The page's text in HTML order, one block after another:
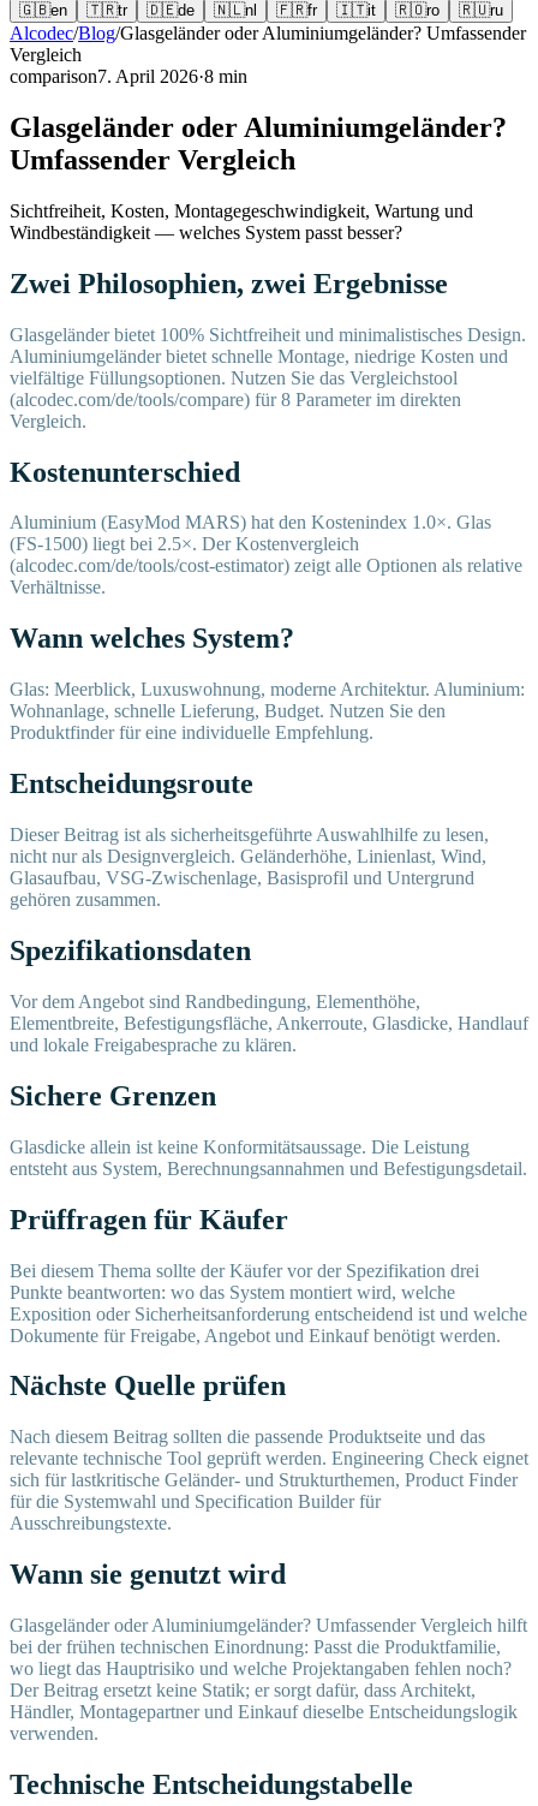
🇬🇧en 🇹🇷tr 🇩🇪de 🇳🇱nl 🇫🇷fr 🇮🇹it 🇷🇴ro 🇷🇺ru
Alcodec/Blog/Glasgeländer oder Aluminiumgeländer? Umfassender
Vergleich
comparison7. April 2026·8 min
Glasgeländer oder Aluminiumgeländer?
Umfassender Vergleich
Sichtfreiheit, Kosten, Montagegeschwindigkeit, Wartung und
Windbeständigkeit — welches System passt besser?
Zwei Philosophien, zwei Ergebnisse
Glasgeländer bietet 100% Sichtfreiheit und minimalistisches Design.
Aluminiumgeländer bietet schnelle Montage, niedrige Kosten und
vielfältige Füllungsoptionen. Nutzen Sie das Vergleichstool
(alcodec.com/de/tools/compare) für 8 Parameter im direkten
Vergleich.
Kostenunterschied
Aluminium (EasyMod MARS) hat den Kostenindex 1.0×. Glas
(FS-1500) liegt bei 2.5×. Der Kostenvergleich
(alcodec.com/de/tools/cost-estimator) zeigt alle Optionen als relative
Verhältnisse.
Wann welches System?
Glas: Meerblick, Luxuswohnung, moderne Architektur. Aluminium:
Wohnanlage, schnelle Lieferung, Budget. Nutzen Sie den
Produktfinder für eine individuelle Empfehlung.
Entscheidungsroute
Dieser Beitrag ist als sicherheitsgeführte Auswahlhilfe zu lesen,
nicht nur als Designvergleich. Geländerhöhe, Linienlast, Wind,
Glasaufbau, VSG-Zwischenlage, Basisprofil und Untergrund
gehören zusammen.
Spezifikationsdaten
Vor dem Angebot sind Randbedingung, Elementhöhe,
Elementbreite, Befestigungsfläche, Ankerroute, Glasdicke, Handlauf
und lokale Freigabesprache zu klären.
Sichere Grenzen
Glasdicke allein ist keine Konformitätsaussage. Die Leistung
entsteht aus System, Berechnungsannahmen und Befestigungsdetail.
Prüffragen für Käufer
Bei diesem Thema sollte der Käufer vor der Spezifikation drei
Punkte beantworten: wo das System montiert wird, welche
Exposition oder Sicherheitsanforderung entscheidend ist und welche
Dokumente für Freigabe, Angebot und Einkauf benötigt werden.
Nächste Quelle prüfen
Nach diesem Beitrag sollten die passende Produktseite und das
relevante technische Tool geprüft werden. Engineering Check eignet
sich für lastkritische Geländer- und Strukturthemen, Product Finder
für die Systemwahl und Specification Builder für
Ausschreibungstexte.
Wann sie genutzt wird
Glasgeländer oder Aluminiumgeländer? Umfassender Vergleich hilft
bei der frühen technischen Einordnung: Passt die Produktfamilie,
wo liegt das Hauptrisiko und welche Projektangaben fehlen noch?
Der Beitrag ersetzt keine Statik; er sorgt dafür, dass Architekt,
Händler, Montagepartner und Einkauf dieselbe Entscheidungslogik
verwenden.
Technische Entscheidungstabelle